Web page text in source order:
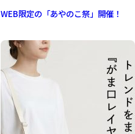
WEB限定の「あやのこ祭」開催！